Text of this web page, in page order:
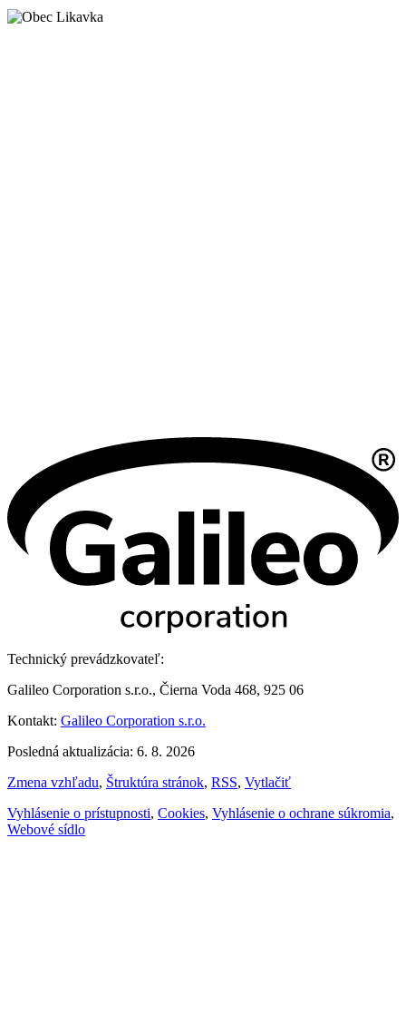
Technický prevádzkovateľ:
Galileo Corporation s.r.o., Čierna Voda 468, 925 06
Kontakt: Galileo Corporation s.r.o.
Posledná aktualizácia: 6. 8. 2026
Zmena vzhľadu, Štruktúra stránok, RSS, Vytlačiť
Vyhlásenie o prístupnosti, Cookies, Vyhlásenie o ochrane súkromia,
Webové sídlo